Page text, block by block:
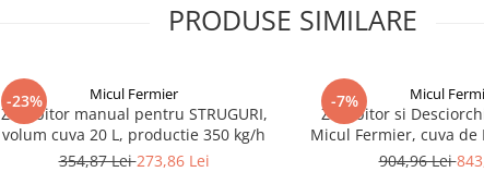
PRODUSE SIMILARE
-23% Micul Fermier
Zdrobitor manual pentru STRUGURI,
volum cuva 20 L, productie 350 kg/h
354,87 Lei273,86 Lei
-7% Micul
Zdrobitor si
Micul Fermier, cuva de
300 KG/H,
904,96 Lei